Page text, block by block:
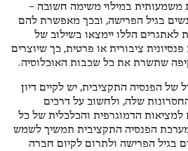
משמעותית במילוי משימה חשובה –
בגיל הפרישה, ובכך מאפשרת להם
לאתגרים הללו יימצאו בשילוב של
ציבורית או פרטית, כך שיוצרים
שתשרת את כל שכבות האוכלוסיה.
של הפנסיה התקציבית, יש לקיים דיון
שלה, ולחשוב על דרכים
הדמוגרפית והכלכלית של כל
הפנסיה התקציבית תמשיך לשמש
בגיל הפרישה ולתרום לקיום חברה